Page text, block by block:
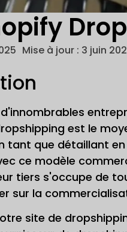
Mise à jour : 3 juin
est le
tant que détaillant
ce modèle
tiers s'occupe de
sur la
site de